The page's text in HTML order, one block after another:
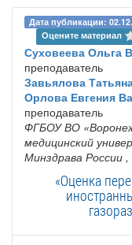
Дата публикации:
Оцените материал
Суховеева Ольга
преподаватель
Завьялова
Орлова Евгения
преподаватель
ФГБОУ ВО
медицинский
Минздрава России
«Оценка